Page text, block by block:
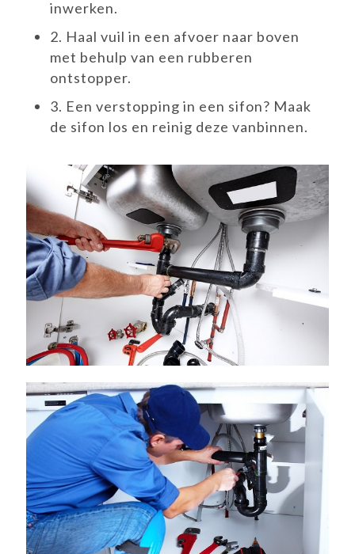
inwerken.
2. Haal vuil in een afvoer naar boven
met behulp van een rubberen
ontstopper.
3. Een verstopping in een sifon? Maak
de sifon los en reinig deze vanbinnen.